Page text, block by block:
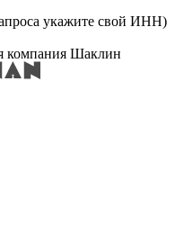
укажите свой ИНН)
компания Шаклин